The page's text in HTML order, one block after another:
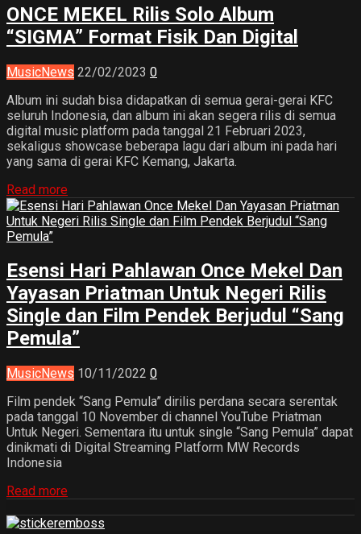
ONCE MEKEL Rilis Solo Album
“SIGMA” Format Fisik Dan Digital
MusicNews 22/02/2023 0
Album ini sudah bisa didapatkan di semua gerai-gerai KFC
seluruh Indonesia, dan album ini akan segera rilis di semua
digital music platform pada tanggal 21 Februari 2023,
sekaligus showcase beberapa lagu dari album ini pada hari
yang sama di gerai KFC Kemang, Jakarta.
Read more
Esensi Hari Pahlawan Once Mekel Dan
Yayasan Priatman Untuk Negeri Rilis
Single dan Film Pendek Berjudul “Sang
Pemula”
MusicNews 10/11/2022 0
Film pendek “Sang Pemula” dirilis perdana secara serentak
pada tanggal 10 November di channel YouTube Priatman
Untuk Negeri. Sementara itu untuk single “Sang Pemula” dapat
dinikmati di Digital Streaming Platform MW Records
Indonesia
Read more